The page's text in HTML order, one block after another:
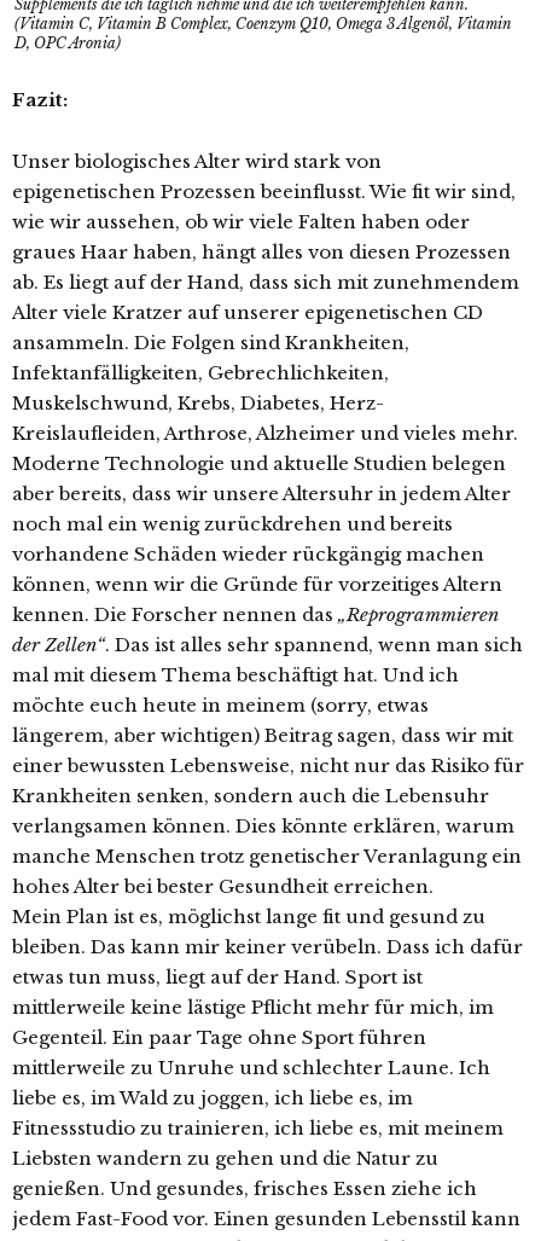
Supplements die ich täglich nehme und die ich weiterempfehlen kann.
(Vitamin C, Vitamin B Complex, Coenzym Q10, Omega 3 Algenöl, Vitamin
D, OPC Aronia)
Fazit:
Unser biologisches Alter wird stark von
epigenetischen Prozessen beeinflusst. Wie fit wir sind,
wie wir aussehen, ob wir viele Falten haben oder
graues Haar haben, hängt alles von diesen Prozessen
ab. Es liegt auf der Hand, dass sich mit zunehmendem
Alter viele Kratzer auf unserer epigenetischen CD
ansammeln. Die Folgen sind Krankheiten,
Infektanfälligkeiten, Gebrechlichkeiten,
Muskelschwund, Krebs, Diabetes, Herz-
Kreislaufleiden, Arthrose, Alzheimer und vieles mehr.
Moderne Technologie und aktuelle Studien belegen
aber bereits, dass wir unsere Altersuhr in jedem Alter
noch mal ein wenig zurückdrehen und bereits
vorhandene Schäden wieder rückgängig machen
können, wenn wir die Gründe für vorzeitiges Altern
kennen. Die Forscher nennen das „Reprogrammieren
der Zellen“. Das ist alles sehr spannend, wenn man sich
mal mit diesem Thema beschäftigt hat. Und ich
möchte euch heute in meinem (sorry, etwas
längerem, aber wichtigen) Beitrag sagen, dass wir mit
einer bewussten Lebensweise, nicht nur das Risiko für
Krankheiten senken, sondern auch die Lebensuhr
verlangsamen können. Dies könnte erklären, warum
manche Menschen trotz genetischer Veranlagung ein
hohes Alter bei bester Gesundheit erreichen.
Mein Plan ist es, möglichst lange fit und gesund zu
bleiben. Das kann mir keiner verübeln. Dass ich dafür
etwas tun muss, liegt auf der Hand. Sport ist
mittlerweile keine lästige Pflicht mehr für mich, im
Gegenteil. Ein paar Tage ohne Sport führen
mittlerweile zu Unruhe und schlechter Laune. Ich
liebe es, im Wald zu joggen, ich liebe es, im
Fitnessstudio zu trainieren, ich liebe es, mit meinem
Liebsten wandern zu gehen und die Natur zu
genießen. Und gesundes, frisches Essen ziehe ich
jedem Fast-Food vor. Einen gesunden Lebensstil kann